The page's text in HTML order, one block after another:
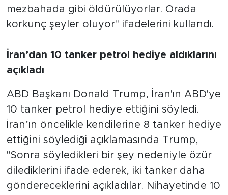
mezbahada gibi öldürülüyorlar. Orada
korkunç şeyler oluyor" ifadelerini kullandı.
İran’dan 10 tanker petrol hediye aldıklarını
açıkladı
ABD Başkanı Donald Trump, İran'ın ABD'ye
10 tanker petrol hediye ettiğini söyledi.
İran’ın öncelikle kendilerine 8 tanker hediye
ettiğini söylediği açıklamasında Trump,
"Sonra söyledikleri bir şey nedeniyle özür
dilediklerini ifade ederek, iki tanker daha
göndereceklerini açıkladılar. Nihayetinde 10